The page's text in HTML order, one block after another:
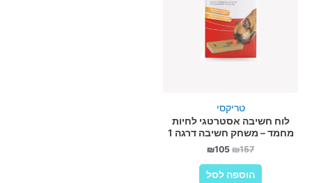
טריקסי
לוח חשיבה אסטרטגי לחיות
מחמד – משחק חשיבה דרגה 1
₪157
המחיר
היה:
₪105
המחיר
הוא:הוספה לסל